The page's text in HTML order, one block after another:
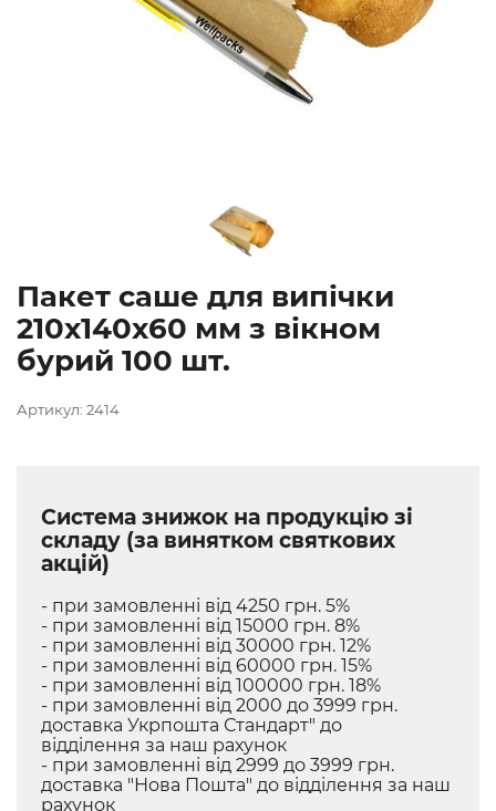
Пакет саше для випічки
210х140х60 мм з вікном
бурий 100 шт.
Артикул: 2414
Система знижок на продукцію зі
складу (за винятком святкових
акцій)
- при замовленні від 4250 грн. 5%
- при замовленні від 15000 грн. 8%
- при замовленні від 30000 грн. 12%
- при замовленні від 60000 грн. 15%
- при замовленні від 100000 грн. 18%
- при замовленні від 2000 до 3999 грн.
доставка Укрпошта Стандарт" до
відділення за наш рахунок
- при замовленні від 2999 до 3999 грн.
доставка "Нова Пошта" до відділення за наш
рахунок